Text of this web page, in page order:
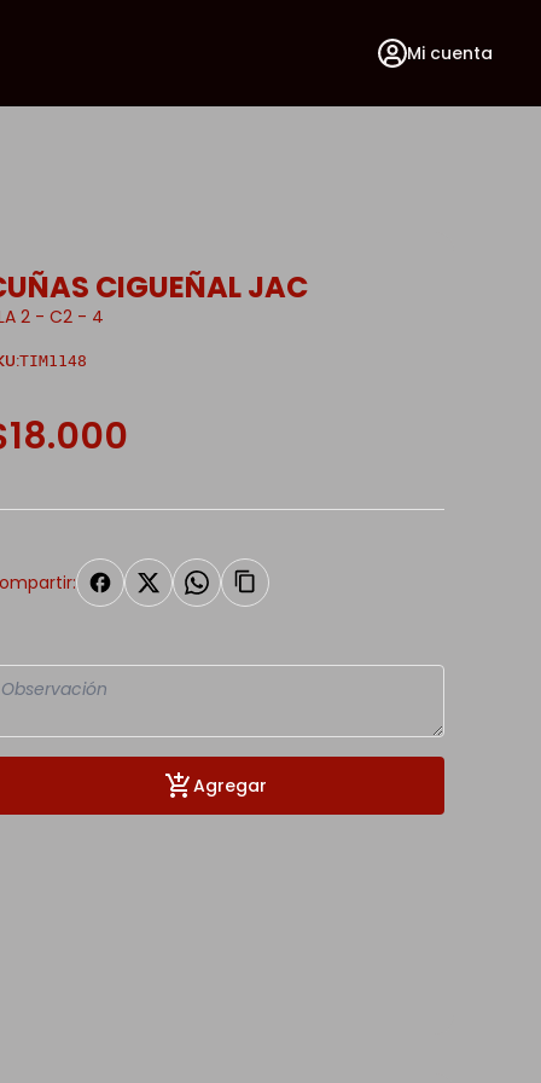
Mi cuenta
CIGUEÑAL JAC
2 - C2 - 4
TIM1148
Agregar